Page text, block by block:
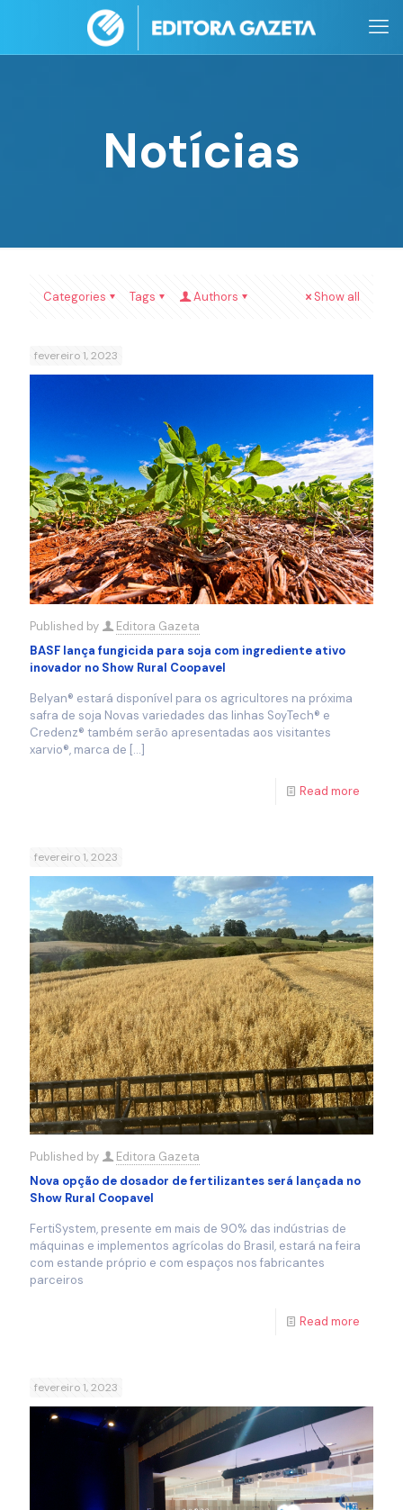
Notícias
Categories Tags Authors Show all
fevereiro 1, 2023
Published by
Editora Gazeta
BASF lança fungicida para soja com ingrediente ativo
inovador no Show Rural Coopavel
Belyan® estará disponível para os agricultores na próxima
safra de soja Novas variedades das linhas SoyTech® e
Credenz® também serão apresentadas aos visitantes
xarvio®, marca de […]
Read more
fevereiro 1, 2023
Published by
Editora Gazeta
Nova opção de dosador de fertilizantes será lançada no
Show Rural Coopavel
FertiSystem, presente em mais de 90% das indústrias de
máquinas e implementos agrícolas do Brasil, estará na feira
com estande próprio e com espaços nos fabricantes
parceiros
Read more
fevereiro 1, 2023